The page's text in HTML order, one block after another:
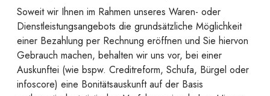
Soweit wir Ihnen im Rahmen unseres Waren- oder
Dienstleistungsangebots die grundsätzliche Möglichkeit
einer Bezahlung per Rechnung eröffnen und Sie hiervon
Gebrauch machen, behalten wir uns vor, bei einer
Auskunftei (wie bspw. Creditreform, Schufa, Bürgel oder
infoscore) eine Bonitätsauskunft auf der Basis